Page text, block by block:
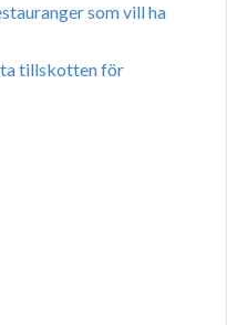
som vill ha
tillskotten för